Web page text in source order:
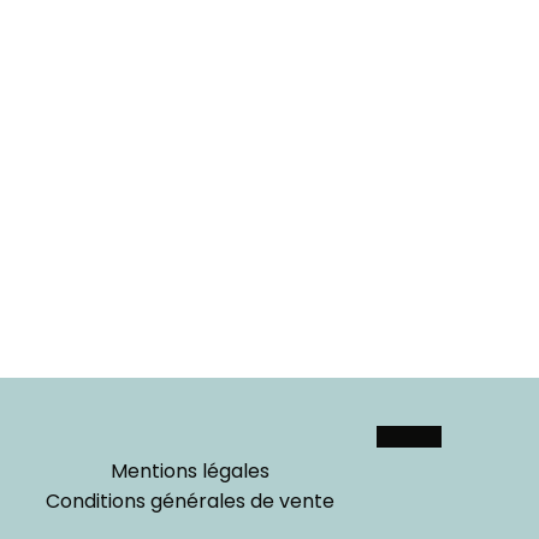
Mentions légales
Conditions générales de vente